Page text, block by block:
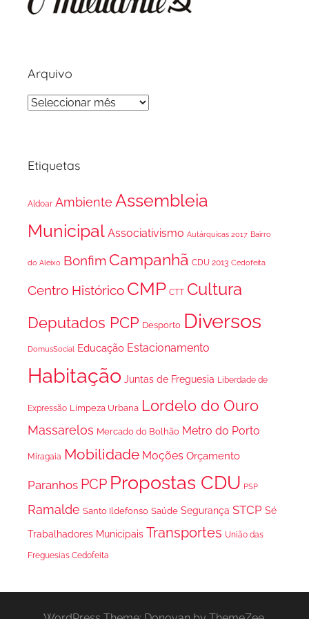
Arquivo
Arquivo
Etiquetas
Aldoar Ambiente Assembleia
Municipal Associativismo Autárquicas 2017 Bairro
do Aleixo Bonfim Campanhã CDU 2013 Cedofeita
Centro Histórico CMP CTT Cultura
Deputados PCP Desporto Diversos
DomusSocial Educação Estacionamento
Habitação Juntas de Freguesia Liberdade de
Expressão Limpeza Urbana Lordelo do Ouro
Massarelos Mercado do Bolhão Metro do Porto
Miragaia Mobilidade Moções Orçamento
Paranhos PCP Propostas CDU PSP
Ramalde Santo Ildefonso Saúde Segurança STCP Sé
Trabalhadores Municipais Transportes União das
Freguesias Cedofeita